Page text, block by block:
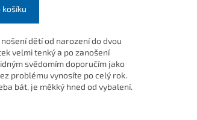
košíku
dětí od narození do dvou
velmi tenký a po zanošení
svědomím doporučím jako
problému vynosíte po celý rok.
bát, je měkký hned od vybalení.